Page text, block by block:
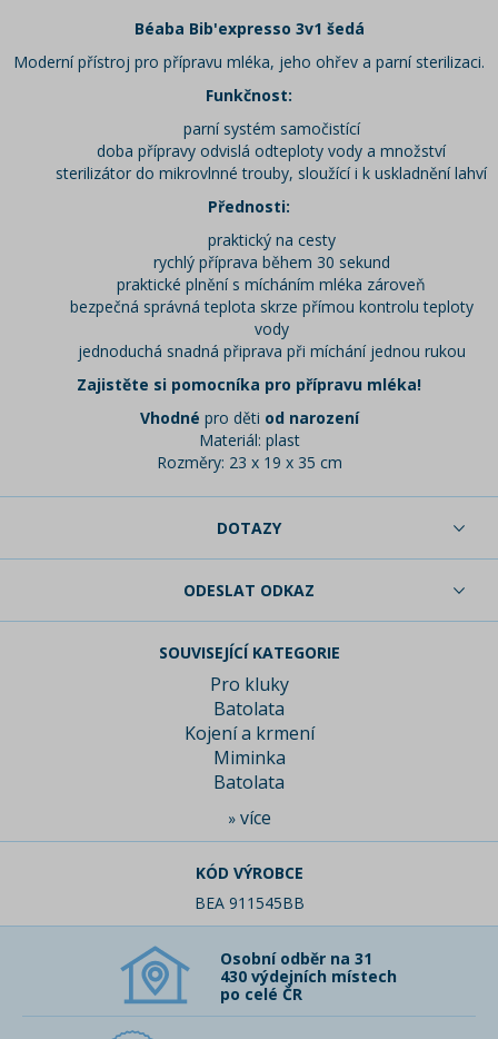
Béaba Bib'expresso 3v1 šedá
Moderní přístroj pro přípravu mléka, jeho ohřev a parní sterilizaci.
Funkčnost:
parní systém samočistící
doba přípravy odvislá odteploty vody a množství
sterilizátor do mikrovlnné trouby, sloužící i k uskladnění lah­ví
Přednosti:
praktický na cesty
rychlý příprava během 30 sekund
praktické plnění s mícháním mléka zároveň
bezpečná správná teplota skrze přímou kontrolu teploty
vody
jednoduchá snadná připrava při míchání jednou rukou
Zajistěte si pomocníka pro přípravu mléka!
Vhodné pro děti od narození
Materiál: plast
Rozměry: 23 x 19 x 35 cm
DOTAZY
ODESLAT ODKAZ
SOUVISEJÍCÍ KATEGORIE
Pro kluky
Batolata
Kojení a krmení
Miminka
Batolata
» více
KÓD VÝROBCE
BEA 911545BB
Osobní odběr na 31
430 výdejních místech
po celé ČR